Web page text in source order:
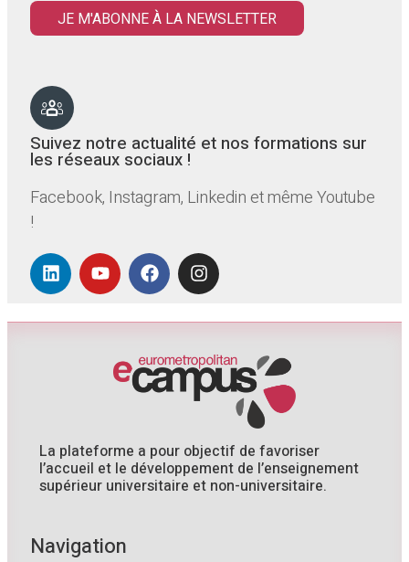
JE M'ABONNE À LA NEWSLETTER
Suivez notre actualité et nos formations sur
les réseaux sociaux !
Facebook, Instagram, Linkedin et même Youtube
!
La plateforme a pour objectif de favoriser
l’accueil et le développement de l’enseignement
supérieur universitaire et non-universitaire.
Navigation